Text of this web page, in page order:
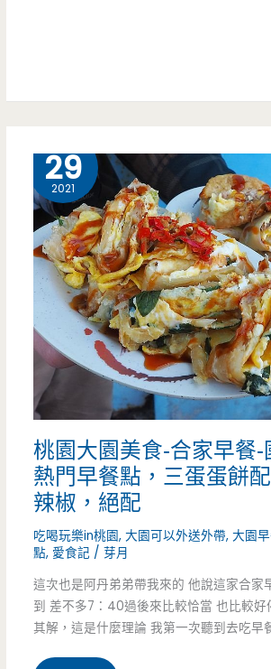
圍
人
氣
早
餐
店，
多
樣
早
點
任
你
選
~
29
2021
桃園大園美食-合家早餐-
熱門早餐點，三蛋蛋餅
辣椒，絕配
吃喝玩樂in桃園,大園可以外送外帶,大園
點, 愛食記 /芽月
這次也是阿丹弟弟帶我來的 他說這家合家
到 差不多7：40過後來比較恰當 也比較好
其解，這是什麼理論 我第一次聽到去吃早